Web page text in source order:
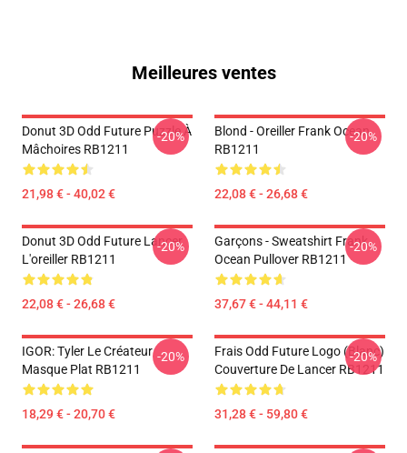
Meilleures ventes
Donut 3D Odd Future Puzzle À
Mâchoires RB1211
21,98 € - 40,02 €
-20%
Blond - Oreiller Frank Ocean
RB1211
22,08 € - 26,68 €
-20%
Donut 3D Odd Future Lancer
L'oreiller RB1211
22,08 € - 26,68 €
-20%
Garçons - Sweatshirt Frank
Ocean Pullover RB1211
37,67 € - 44,11 €
-20%
IGOR: Tyler Le Créateur
Masque Plat RB1211
18,29 € - 20,70 €
-20%
Frais Odd Future Logo (blanc)
Couverture De Lancer RB1211
31,28 € - 59,80 €
-20%